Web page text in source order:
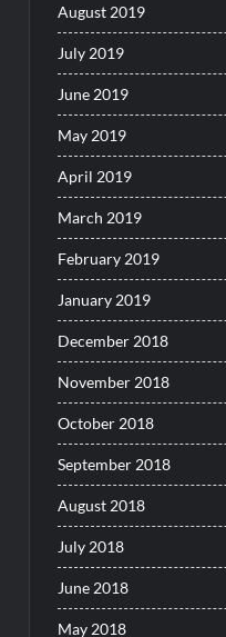
August 2019
July 2019
June 2019
May 2019
April 2019
March 2019
February 2019
January 2019
December 2018
November 2018
October 2018
September 2018
August 2018
July 2018
June 2018
May 2018